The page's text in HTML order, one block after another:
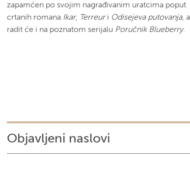
zapamćen po svojim nagrađivanim uratcima poput
crtanih romana Ikar, Terreuri Odisejeva putovanja, a
radit će i na poznatom serijalu Poručnik Blueberry.
Objavljeni naslovi